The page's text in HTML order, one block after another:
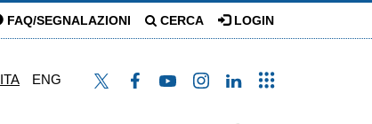
FAQ/SEGNALAZIONI CERCA LOGIN
ITA ENG